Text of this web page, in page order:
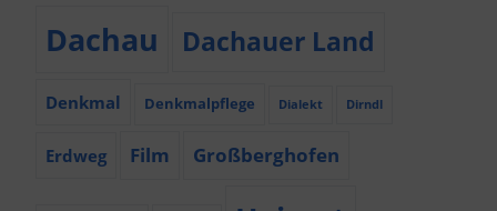
Dachau Dachauer Land
Denkmal Denkmalpflege Dialekt Dirndl
Erdweg Film Großberghofen